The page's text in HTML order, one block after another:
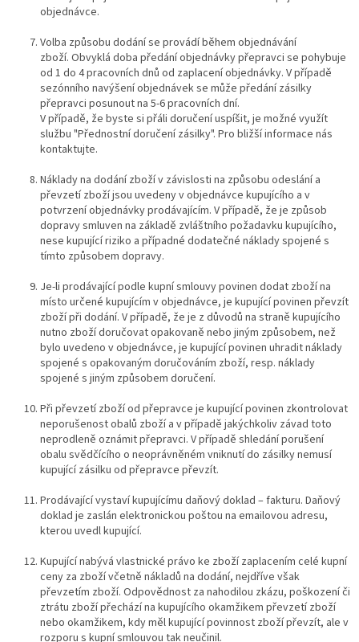
objednávce.
Volba způsobu dodání se provádí během objednávání
zboží. Obvyklá doba předání objednávky přepravci se pohybuje
od 1 do 4 pracovních dnů od zaplacení objednávky. V případě
sezónního navýšení objednávek se může předání zásilky
přepravci posunout na 5-6 pracovních dní.
V případě, že byste si přáli doručení uspíšit, je možné využít
službu "Přednostní doručení zásilky". Pro bližší informace nás
kontaktujte.
Náklady na dodání zboží v závislosti na způsobu odeslání a
převzetí zboží jsou uvedeny v objednávce kupujícího a v
potvrzení objednávky prodávajícím. V případě, že je způsob
dopravy smluven na základě zvláštního požadavku kupujícího,
nese kupující riziko a případné dodatečné náklady spojené s
tímto způsobem dopravy.
Je-li prodávající podle kupní smlouvy povinen dodat zboží na
místo určené kupujícím v objednávce, je kupující povinen převzít
zboží při dodání. V případě, že je z důvodů na straně kupujícího
nutno zboží doručovat opakovaně nebo jiným způsobem, než
bylo uvedeno v objednávce, je kupující povinen uhradit náklady
spojené s opakovaným doručováním zboží, resp. náklady
spojené s jiným způsobem doručení.
Při převzetí zboží od přepravce je kupující povinen zkontrolovat
neporušenost obalů zboží a v případě jakýchkoliv závad toto
neprodleně oznámit přepravci. V případě shledání porušení
obalu svědčícího o neoprávněném vniknutí do zásilky nemusí
kupující zásilku od přepravce převzít.
Prodávající vystaví kupujícímu daňový doklad – fakturu. Daňový
doklad je zaslán elektronickou poštou na emailovou adresu,
kterou uvedl kupující.
Kupující nabývá vlastnické právo ke zboží zaplacením celé kupní
ceny za zboží včetně nákladů na dodání, nejdříve však
převzetím zboží. Odpovědnost za nahodilou zkázu, poškození či
ztrátu zboží přechází na kupujícího okamžikem převzetí zboží
nebo okamžikem, kdy měl kupující povinnost zboží převzít, ale v
rozporu s kupní smlouvou tak neučinil.